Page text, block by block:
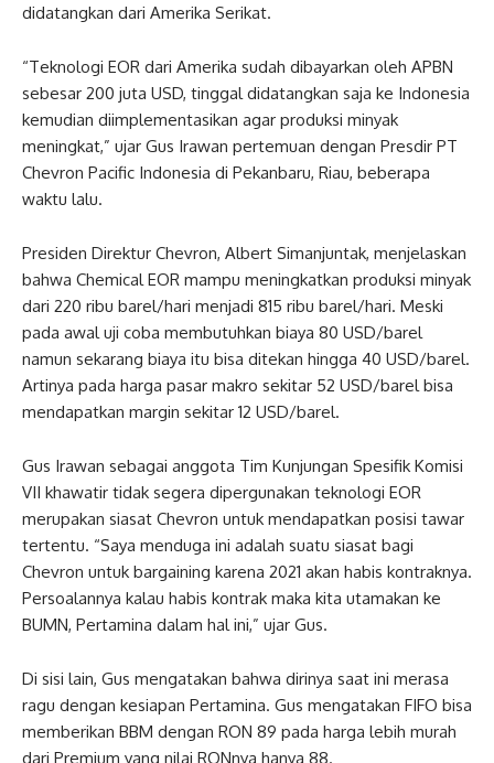
didatangkan dari Amerika Serikat.
“Teknologi EOR dari Amerika sudah dibayarkan oleh APBN
sebesar 200 juta USD, tinggal didatangkan saja ke Indonesia
kemudian diimplementasikan agar produksi minyak
meningkat,” ujar Gus Irawan pertemuan dengan Presdir PT
Chevron Pacific Indonesia di Pekanbaru, Riau, beberapa
waktu lalu.
Presiden Direktur Chevron, Albert Simanjuntak, menjelaskan
bahwa Chemical EOR mampu meningkatkan produksi minyak
dari 220 ribu barel/hari menjadi 815 ribu barel/hari. Meski
pada awal uji coba membutuhkan biaya 80 USD/barel
namun sekarang biaya itu bisa ditekan hingga 40 USD/barel.
Artinya pada harga pasar makro sekitar 52 USD/barel bisa
mendapatkan margin sekitar 12 USD/barel.
Gus Irawan sebagai anggota Tim Kunjungan Spesifik Komisi
VII khawatir tidak segera dipergunakan teknologi EOR
merupakan siasat Chevron untuk mendapatkan posisi tawar
tertentu. “Saya menduga ini adalah suatu siasat bagi
Chevron untuk bargaining karena 2021 akan habis kontraknya.
Persoalannya kalau habis kontrak maka kita utamakan ke
BUMN, Pertamina dalam hal ini,” ujar Gus.
Di sisi lain, Gus mengatakan bahwa dirinya saat ini merasa
ragu dengan kesiapan Pertamina. Gus mengatakan FIFO bisa
memberikan BBM dengan RON 89 pada harga lebih murah
dari Premium yang nilai RONnya hanya 88.